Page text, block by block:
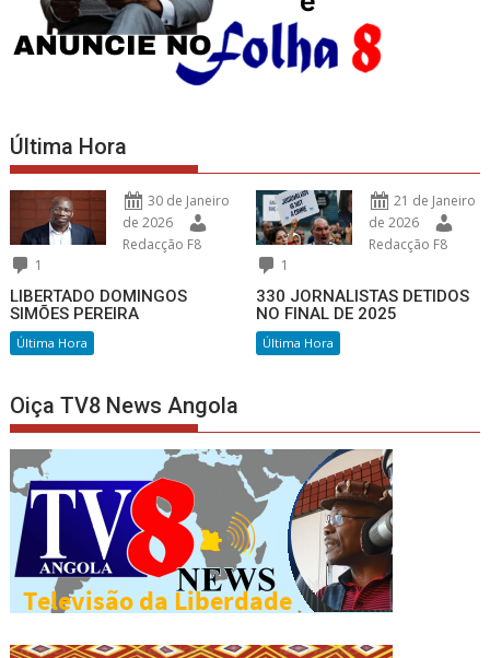
Última Hora
30 de Janeiro
de 2026
Redacção F8
1
LIBERTADO DOMINGOS
SIMÕES PEREIRA
Última Hora
21 de Janeiro
de 2026
Redacção F8
1
330 JORNALISTAS DETIDOS
NO FINAL DE 2025
Última Hora
Oiça TV8 News Angola